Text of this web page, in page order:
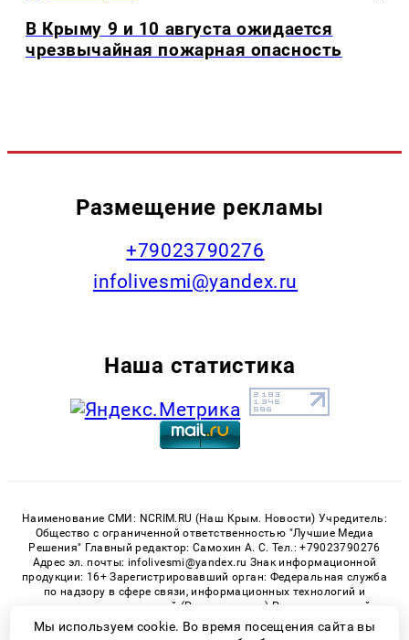
В Крыму 9 и 10 августа ожидается
чрезвычайная пожарная опасность
Размещение рекламы
+79023790276
infolivesmi@yandex.ru
Наша статистика
Наименование СМИ: NCRIM.RU (Наш Крым. Новости) Учредитель:
Общество с ограниченной ответственностью "Лучшие Медиа
Решения" Главный редактор: Самохин А. С. Тел.: +79023790276
Адрес эл. почты: infolivesmi@yandex.ru Знак информационной
продукции: 16+ Зарегистрировавший орган: Федеральная служба
по надзору в сфере связи, информационных технологий и
массовых коммуникаций (Роскомнадзор) Регистрационный
номер СМИ ЭЛ № ФС 77 - 81150 от 02.06.2021
Мы используем cookie. Во время посещения сайта вы